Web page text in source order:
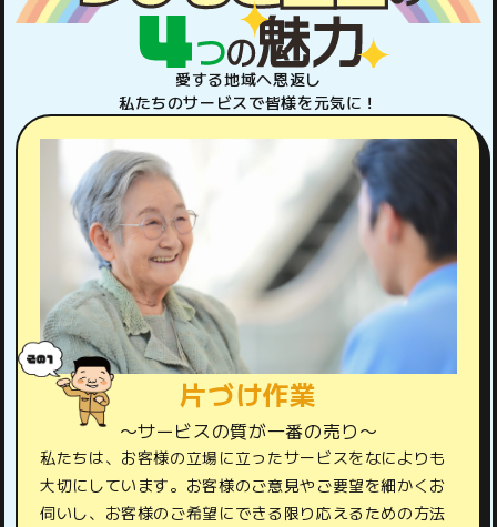
愛する地域へ恩返し
​​​​​​​私たちのサービスで皆様を元気に！
片づけ作業
〜サービスの質が一番の売り〜
私たちは、お客様の立場に立ったサービスをなによりも
大切にしています。お客様のご意見やご要望を細かくお
伺いし、お客様のご希望にできる限り応えるための方法